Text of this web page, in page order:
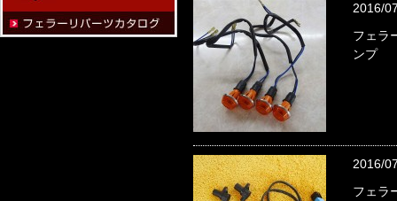
2016/
フェラ
ンプ
2016/
フェラ